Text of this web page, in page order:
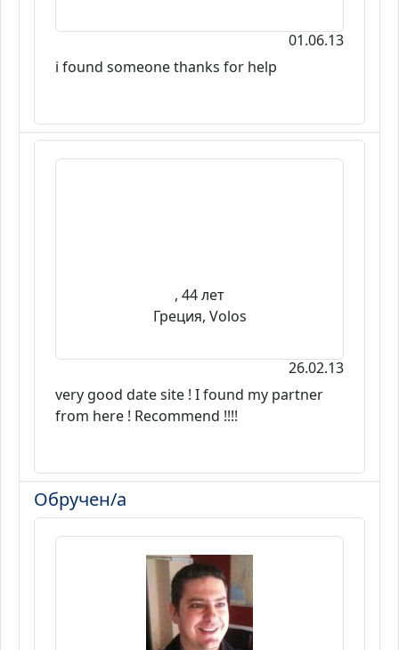
01.06.13
i found someone thanks for help
, 44 лет
Греция, Volos
26.02.13
very good date site ! I found my partner
from here ! Recommend !!!!
Обручен/а